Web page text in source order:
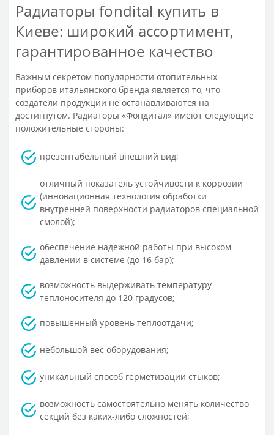
Радиаторы fondital купить в
Киеве: широкий ассортимент,
гарантированное качество
Важным секретом популярности отопительных
приборов итальянского бренда является то, что
создатели продукции не останавливаются на
достигнутом. Радиаторы «Фондитал» имеют следующие
положительные стороны:
презентабельный внешний вид;
отличный показатель устойчивости к коррозии
(инновационная технология обработки
внутренней поверхности радиаторов специальной
смолой);
обеспечение надежной работы при высоком
давлении в системе (до 16 бар);
возможность выдерживать температуру
теплоносителя до 120 градусов;
повышенный уровень теплоотдачи;
небольшой вес оборудования;
уникальный способ герметизации стыков;
возможность самостоятельно менять количество
секций без каких-либо сложностей;